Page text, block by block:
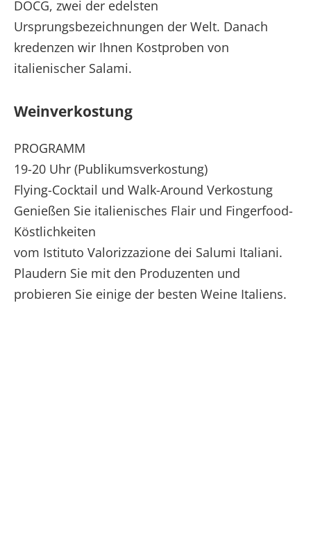
DOCG, zwei der edelsten
Ursprungsbezeichnungen der Welt. Danach
kredenzen wir Ihnen Kostproben von
italienischer Salami.
Weinverkostung
PROGRAMM
19-20 Uhr (Publikumsverkostung)
Flying-Cocktail und Walk-Around Verkostung
Genießen Sie italienisches Flair und Fingerfood-
Köstlichkeiten
vom Istituto Valorizzazione dei Salumi Italiani.
Plaudern Sie mit den Produzenten und
probieren Sie einige der besten Weine Italiens.